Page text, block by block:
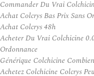
Commander Du Vrai
Achat Colcrys Bas Prix Sans
Achat Colcrys 48h
Acheter Du Vrai Colchicine
Ordonnance
Générique Colchicine
Achetez Colchicine Colcrys